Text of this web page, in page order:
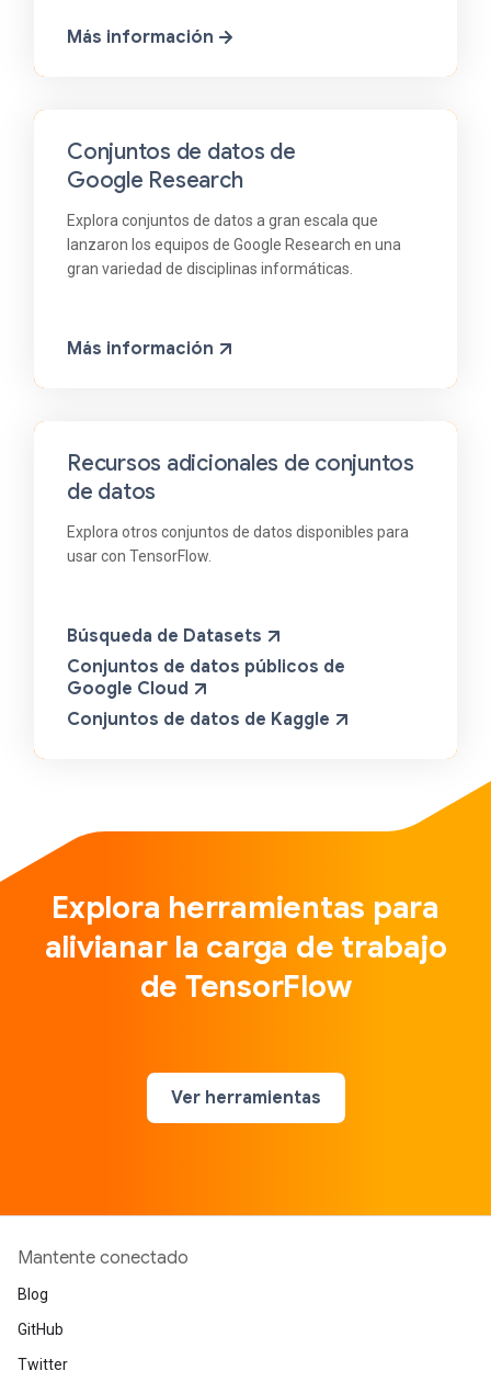
Más información
Conjuntos de datos de
Google Research
Explora conjuntos de datos a gran escala que
lanzaron los equipos de Google Research en una
gran variedad de disciplinas informáticas.
Más información
Recursos adicionales de conjuntos
de datos
Explora otros conjuntos de datos disponibles para
usar con TensorFlow.
Búsqueda de Datasets
Conjuntos de datos públicos de
Google Cloud
Conjuntos de datos de Kaggle
Explora herramientas para
alivianar la carga de trabajo
de TensorFlow
Ver herramientas
Mantente conectado
Blog
GitHub
Twitter